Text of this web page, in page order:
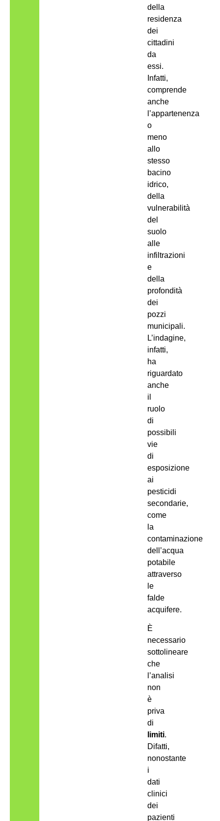
della
residenza
dei
cittadini
da
essi.
Infatti,
comprende
anche
l’appartenenza
o
meno
allo
stesso
bacino
idrico,
della
vulnerabilità
del
suolo
alle
infiltrazioni
e
della
profondità
dei
pozzi
municipali.
L’indagine,
infatti,
ha
riguardato
anche
il
ruolo
di
possibili
vie
di
esposizione
ai
pesticidi
secondarie,
come
la
contaminazione
dell’acqua
potabile
attraverso
le
falde
acquifere.
È
necessario
sottolineare
che
l’analisi
non
è
priva
di
limiti.
Difatti,
nonostante
i
dati
clinici
dei
pazienti